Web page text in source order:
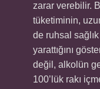
zarar verebilir.
tüketiminin,
de ruhsal
yarattığını
değil, alkolün
100’lük rakı